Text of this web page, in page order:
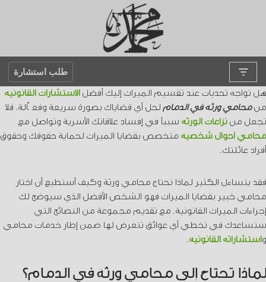
المحتوى
طلب استشارة
هل تواجه تحديات عند تقسيم الميراث إليك أفضل الاستشارات القانونية
منمحامي ورثة في الدمام لحل أي قضاياك بصورة سريعة وفعّالة. فلا
تجعل مننزاعات الورثة سبباً في إفساد علاقاتك الأسرية وتواصل مع
محامي أحوال شخصية متخصص بقضايا الميراث لحماية حقوقك وحقوق
أفراد عائلتك.
فقد يتساءل الكثير لماذا نحتاج محامي ورثة وكيف أستطيع أن اختار
محامي خبير بقضايا الميراث فهو الشخص الأفضل الذي سيوضح لك
إجراءات الميراث القانونية. مع تقديم مجموعة من النصائح التي
ستساعدك في تخطي أي عوائق تتعرض لها ضمن إطار خدمات محامي
و استشاراته القانونية.
لماذا تحتاج إلى محامي ورثة في الدمام؟